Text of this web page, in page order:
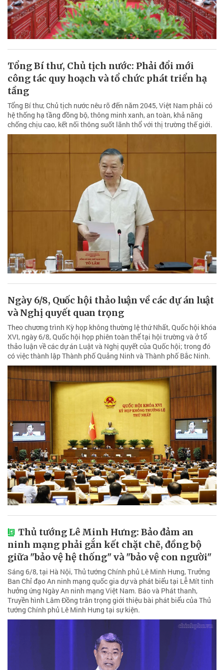
Tổng Bí thư, Chủ tịch nước: Phải đổi mới
công tác quy hoạch và tổ chức phát triển hạ
tầng
Tổng Bí thư, Chủ tịch nước nêu rõ đến năm 2045, Việt Nam phải có
hệ thống hạ tầng đồng bộ, thông minh xanh, an toàn, khả năng
chống chịu cao, kết nối thông suốt lãnh thổ với thị trường thế giới.
Ngày 6/8, Quốc hội thảo luận về các dự án luật
và Nghị quyết quan trọng
Theo chương trình Kỳ họp không thường lệ thứ Nhất, Quốc hội khóa
XVI, ngày 6/8, Quốc hội họp phiên toàn thể tại hội trường và ở tổ
thảo luận về các dự án Luật và Nghị quyết của Quốc hội; trong đó
có việc thành lập Thành phố Quảng Ninh và Thành phố Bắc Ninh.
Thủ tướng Lê Minh Hưng: Bảo đảm an
ninh mạng phải gắn kết chặt chẽ, đồng bộ
giữa "bảo vệ hệ thống" và "bảo vệ con người"
Sáng 6/8, tại Hà Nội, Thủ tướng Chính phủ Lê Minh Hưng, Trưởng
Ban Chỉ đạo An ninh mạng quốc gia dự và phát biểu tại Lễ Mít tinh
hưởng ứng Ngày An ninh mạng Việt Nam. Báo và Phát thanh,
Truyền hình Lâm Đồng trân trọng giới thiệu bài phát biểu của Thủ
tướng Chính phủ Lê Minh Hưng tại sự kiện.